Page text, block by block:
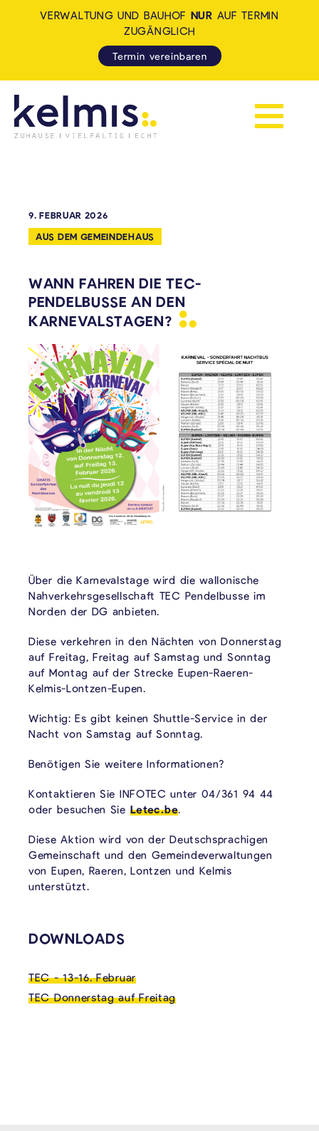
Navigation
VERWALTUNG UND BAUHOF NUR AUF TERMIN
ZUGÄNGLICH
Termin vereinbaren
9. FEBRUAR 2026
AUS DEM GEMEINDEHAUS
WANN FAHREN DIE TEC-
PENDELBUSSE AN DEN
KARNEVALSTAGEN?
Über die Karnevalstage wird die wallonische
Nahverkehrsgesellschaft TEC Pendelbusse im
Norden der DG anbieten.
Diese verkehren in den Nächten von Donnerstag
auf Freitag, Freitag auf Samstag und Sonntag
auf Montag auf der Strecke Eupen-Raeren-
Kelmis-Lontzen-Eupen.
Wichtig: Es gibt keinen Shuttle-Service in der
Nacht von Samstag auf Sonntag.
Benötigen Sie weitere Informationen?
Kontaktieren Sie INFOTEC unter 04/361 94 44
oder besuchen Sie Letec.be.
Diese Aktion wird von der Deutschsprachigen
Gemeinschaft und den Gemeindeverwaltungen
von Eupen, Raeren, Lontzen und Kelmis
unterstützt.
VERKNÜPFTE INHALTE
DOWNLOADS
TEC - 13-16. Februar
TEC Donnerstag auf Freitag